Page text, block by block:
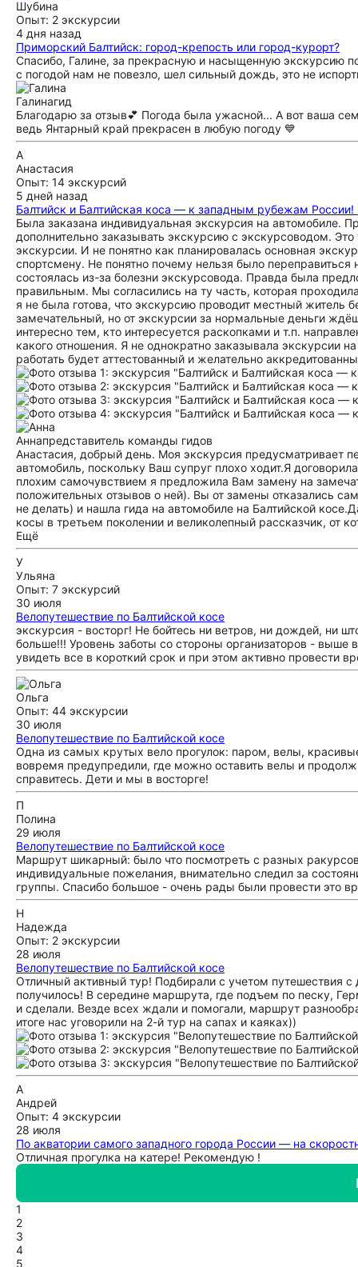
Шубина
Опыт: 2 экскурсии
4 дня назад
Приморский Балтийск: город-крепость или город-курорт?
Спасибо, Галине, за прекрасную и насыщенную экскурсию
с погодой нам не повезло, шел сильный дождь, это не
Галинагид
Благодарю за отзыв💕 Погода была ужасной... А вот ваша
ведь Янтарный край прекрасен в любую погоду 💙
А
Анастасия
Опыт: 14 экскурсий
5 дней назад
Балтийск и Балтийская коса — к западным рубежам России!
Была заказана индивидуальная экскурсия на автомобиле.
дополнительно заказывать экскурсию с экскурсоводом.
экскурсии. И не понятно как планировалась основная
спортсмену. Не понятно почему нельзя было
состоялась из-за болезни экскурсовода. Правда была
правильным. Мы согласились на ту часть, которая
я не была готова, что экскурсию проводит местный житель
замечательный, но от экскурсии за нормальные деньги
интересно тем, кто интересуется раскопками и т.п.
какого отношения. Я не однократно заказывала экскурсии
работать будет аттестованный и желательно
Аннапредставитель команды гидов
Анастасия, добрый день. Моя экскурсия предусматривает
автомобиль, поскольку Ваш супруг плохо ходит.Я
плохим самочувствием я предложила Вам замену на
положительных отзывов о ней). Вы от замены отказались
не делать) и нашла гида на автомобиле на Балтийской
косы в третьем поколении и великолепный рассказчик, от
Ещё
У
Ульяна
Опыт: 7 экскурсий
30 июля
Велопутешествие по Балтийской косе
экскурсия - восторг! Не бойтесь ни ветров, ни дождей, ни
больше!!! Уровень заботы со стороны организаторов - выше
увидеть все в короткий срок и при этом активно провести
Ольга
Опыт: 44 экскурсии
30 июля
Велопутешествие по Балтийской косе
Одна из самых крутых вело прогулок: паром, велы,
вовремя предупредили, где можно оставить велы и
справитесь. Дети и мы в восторге!
П
Полина
29 июля
Велопутешествие по Балтийской косе
Маршрут шикарный: было что посмотреть с разных
индивидуальные пожелания, внимательно следил за
группы. Спасибо большое - очень рады были провести это
Н
Надежда
Опыт: 2 экскурсии
28 июля
Велопутешествие по Балтийской косе
Отличный активный тур! Подбирали с учетом путешествия
получилось! В середине маршрута, где подъем по песку,
и сделали. Везде всех ждали и помогали, маршрут
итоге нас уговорили на 2-й тур на сапах и каяках))
А
Андрей
Опыт: 4 экскурсии
28 июля
По акватории самого западного города России — на
Отличная прогулка на катере! Рекомендую !
1
2
3
4
5